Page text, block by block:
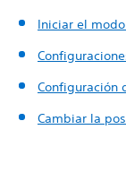
Iniciar el
Configuración
Cambiar la